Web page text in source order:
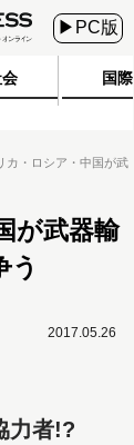
▶PC版
国際
カ・ロシア・中国が武
が武器輸
う
2017.05.26
力者!?